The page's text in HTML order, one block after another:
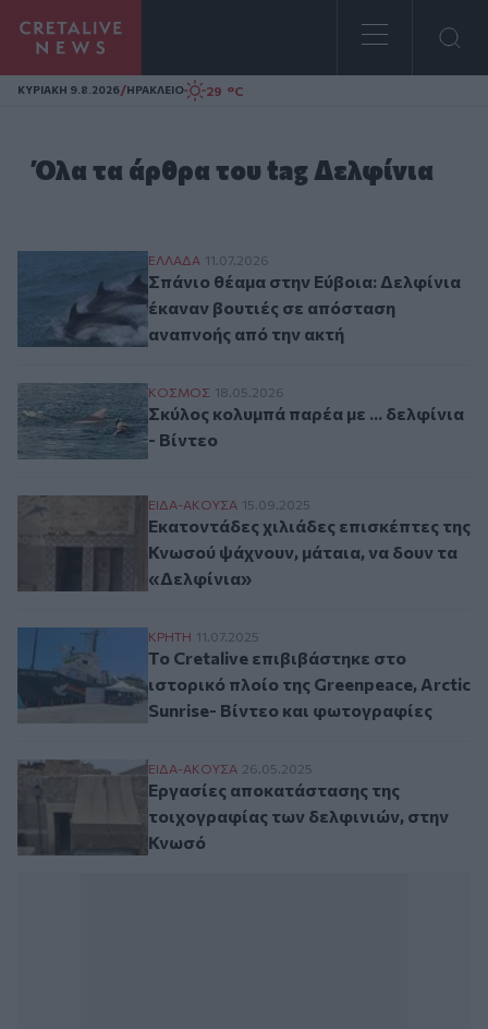
Homepage
ΚΥΡΙΑΚΗ 9.8.2026/ΗΡΑΚΛΕΙΟ 29 °C
Όλα τα άρθρα του tag Δελφίνια
Σπάνιο θέαμα στην Εύβοια: Δελφίνια
ΕΛΛAΔΑ 11.07.2026
Σπάνιο θέαμα στην Εύβοια: Δελφίνια
έκαναν βουτιές σε απόσταση
αναπνοής από την ακτή
Σκύλος κολυμπά παρέα με ... δελφίνια -
ΚΟΣΜΟΣ 18.05.2026
Σκύλος κολυμπά παρέα με ... δελφίνια
- Βίντεο
Εκατοντάδες χιλιάδες επισκέπτες της
ΕΙΔΑ-ΑΚΟΥΣΑ 15.09.2025
Εκατοντάδες χιλιάδες επισκέπτες της
Κνωσού ψάχνουν, μάταια, να δουν τα
«Δελφίνια»
Το Cretalive επιβιβάστηκε στο ιστορικό
ΚΡΗΤΗ 11.07.2025
Το Cretalive επιβιβάστηκε στο
ιστορικό πλοίο της Greenpeace, Arctic
Sunrise- Βίντεο και φωτογραφίες
Εργασίες αποκατάστασης της
ΕΙΔΑ-ΑΚΟΥΣΑ 26.05.2025
Εργασίες αποκατάστασης της
τοιχογραφίας των δελφινιών, στην
Κνωσό